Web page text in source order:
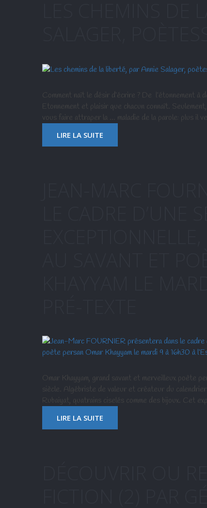
Comment naît le désir d’écrire ? De l’étonnement à
Etonnement et plaisir que chacun connaît.
vous faire attraper la … maladie de la parole: plus il
LIRE LA SUITE
Omar Khayyam, grand savant et merveilleux poète
siècle. Algébriste de valeur et créateur du
Rubaiyat, quatrains ciselés comme des bijoux. Cet
LIRE LA SUITE